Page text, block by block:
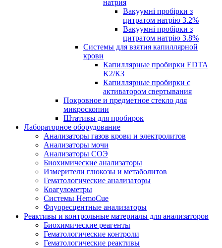
натрия
Вакуумні пробірки з
цитратом натрію 3.2%
Вакуумні пробірки з
цитратом натрію 3.8%
Системы для взятия капиллярной
крови
Капиллярные пробирки EDTA
K2/К3
Капиллярные пробирки с
активатором свертывания
Покровное и предметное стекло для
микроскопии
Штативы для пробирок
Лабораторное оборудование
Анализаторы газов крови и электролитов
Анализаторы мочи
Анализаторы СОЭ
Биохимические анализаторы
Измерители глюкозы и метаболитов
Гематологические анализаторы
Коагулометры
Системы HemoCue
Флуоресцентные анализаторы
Реактивы и контрольные материалы для анализаторов
Биохимические реагенты
Гематологические контроли
Гематологические реактивы